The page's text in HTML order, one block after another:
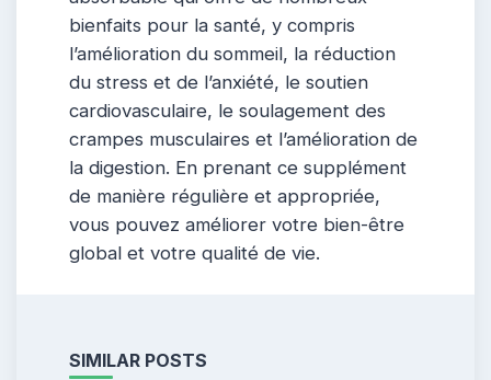
bienfaits pour la santé, y compris
l’amélioration du sommeil, la réduction
du stress et de l’anxiété, le soutien
cardiovasculaire, le soulagement des
crampes musculaires et l’amélioration de
la digestion. En prenant ce supplément
de manière régulière et appropriée,
vous pouvez améliorer votre bien-être
global et votre qualité de vie.
SIMILAR POSTS